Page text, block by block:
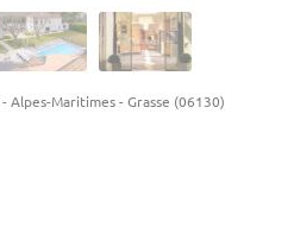
-Alpes-Maritimes-Grasse (06130)